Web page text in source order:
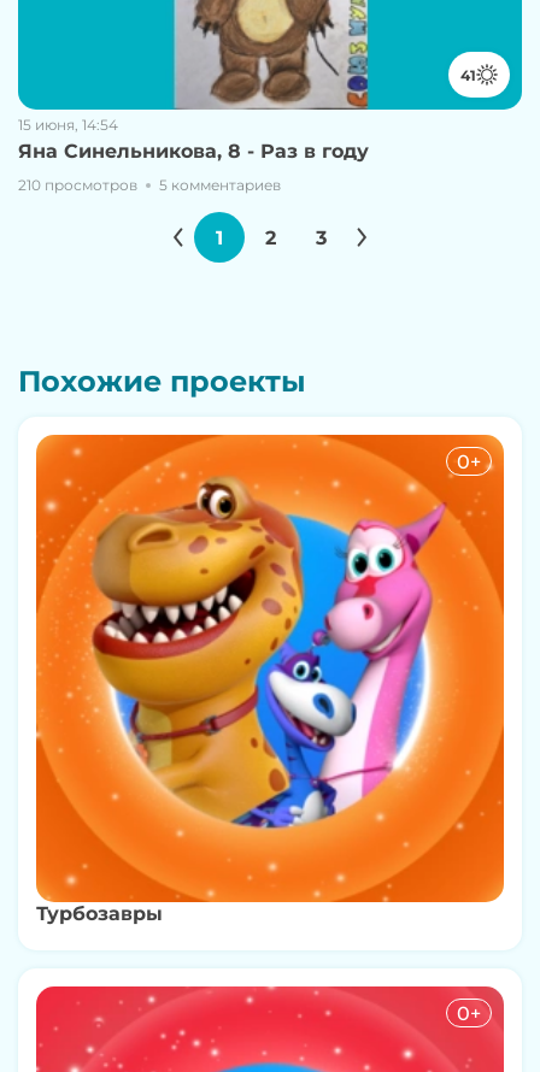
41
15 июня, 14:54
Яна Синельникова, 8 - Раз в году
210 просмотров 5 комментариев
1 2 3
Похожие проекты
0+
Турбозавры
0+